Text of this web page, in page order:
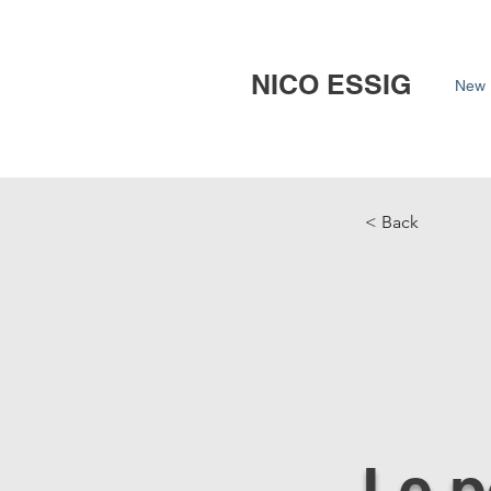
NICO ESSIG New
< Back